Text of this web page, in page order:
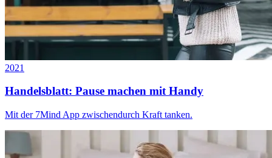
2021
Handelsblatt: Pause machen mit Handy
Mit der 7Mind App zwischendurch Kraft tanken.